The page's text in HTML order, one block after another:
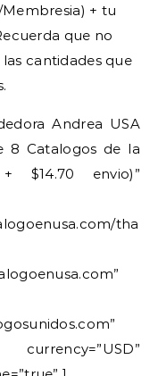
+ tu
que no
cantidades que
Andrea USA
8 Catalogos de la
$14.70 envio)”